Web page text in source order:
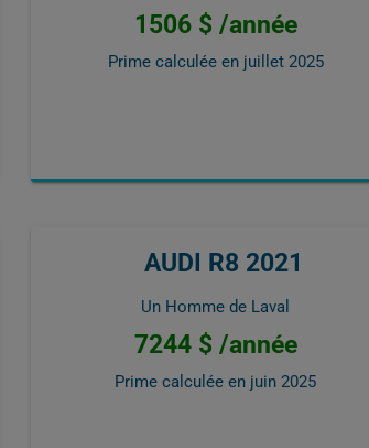
1506 $ /année
Prime calculée en juillet 2025
AUDI R8 2021
Un Homme de Laval
7244 $ /année
Prime calculée en juin 2025